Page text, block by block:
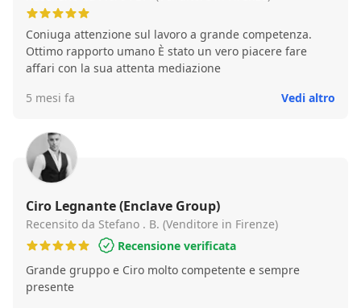
Coniuga attenzione sul lavoro a grande competenza.
Ottimo rapporto umano È stato un vero piacere fare
affari con la sua attenta mediazione
5 mesi fa
Vedi altro
Ciro Legnante (Enclave Group)
Recensito da Stefano . B. (Venditore in Firenze)
Recensione verificata
Grande gruppo e Ciro molto competente e sempre
presente